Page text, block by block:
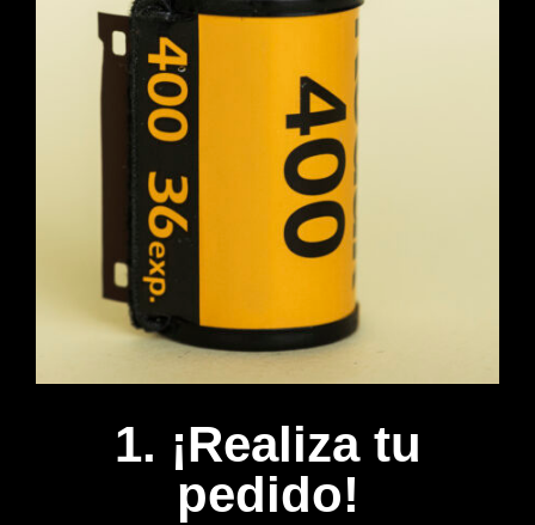
1. ¡Realiza tu
pedido!